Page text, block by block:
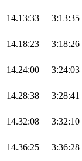
14.13:33 3:13:35
14.18:23 3:18:26
14.24:00 3:24:03
14.28:38 3:28:41
14.32:08 3:32:10
14.36:25 3:36:28